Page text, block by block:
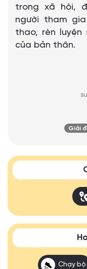
trong xã hội,
người tham
thao, rèn luyện
của bản thân.
Giải
Chạy bộ